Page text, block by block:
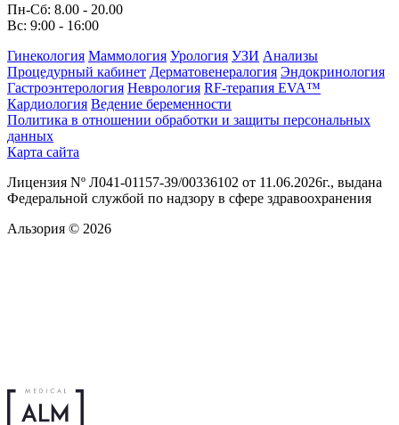
Пн-Сб: 8.00 - 20.00
Вс: 9:00 - 16:00
Гинекология Маммология Урология УЗИ Анализы
Процедурный кабинет Дерматовенералогия Эндокринология
Гастроэнтерология Неврология RF-терапия EVA™
Кардиология Ведение беременности
Политика в отношении обработки и защиты персональных
данных
Карта сайта
Лицензия Nº Л041-01157-39/00336102 от 11.06.2026г., выдана
Федеральной службой по надзору в сфере здравоохранения
Альзория © 2026